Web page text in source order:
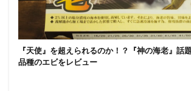
『天使』を超えられるのか！？『神の海老』話
品種のエビをレビュー